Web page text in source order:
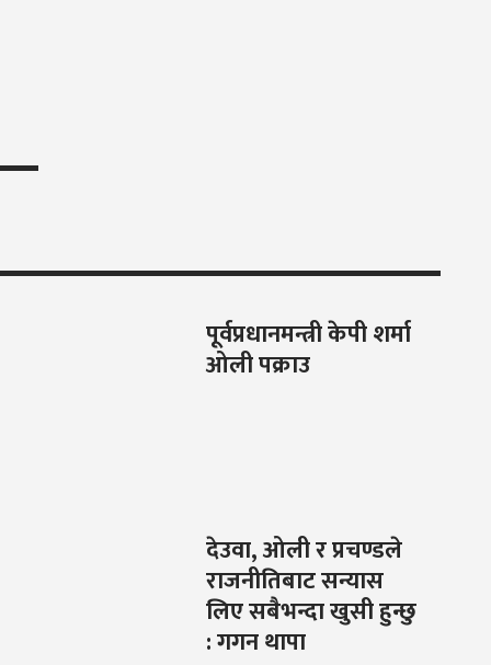
पूर्वप्रधानमन्त्री केपी शर्मा
ओली पक्राउ
देउवा, ओली र प्रचण्डले
राजनीतिबाट सन्यास
लिए सबैभन्दा खुसी हुन्छु
: गगन थापा